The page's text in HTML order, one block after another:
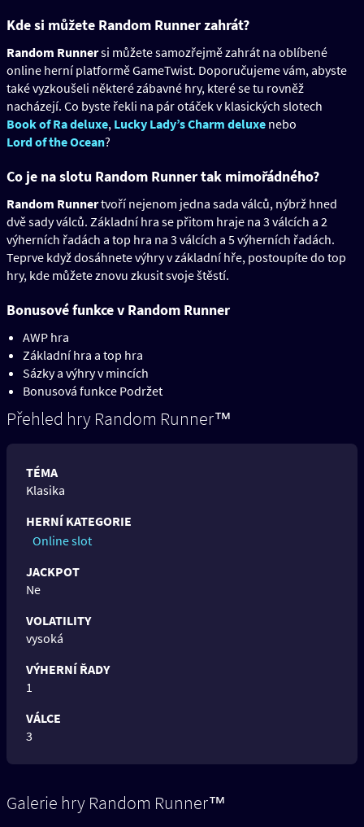
Kde si můžete Random Runner zahrát?
Random Runnersi můžete samozřejmě zahrát na oblíbené
online herní platformě GameTwist. Doporučujeme vám, abyste
také vyzkoušeli některé zábavné hry, které se tu rovněž
nacházejí. Co byste řekli na pár otáček v klasických slotech
Book of Ra deluxe, Lucky Lady’s Charm deluxe nebo
Lord of the Ocean?
Co je na slotu Random Runner tak mimořádného?
Random Runnertvoří nejenom jedna sada válců, nýbrž hned
dvě sady válců. Základní hra se přitom hraje na 3 válcích a 2
výherních řadách a top hra na 3 válcích a 5 výherních řadách.
Teprve když dosáhnete výhry v základní hře, postoupíte do top
hry, kde můžete znovu zkusit svoje štěstí.
Bonusové funkce v Random Runner
AWP hra
Základní hra a top hra
Sázky a výhry v mincích
Bonusová funkce Podržet
Přehled hry Random Runner™
TÉMA
Klasika
HERNÍ KATEGORIE
Online slot
JACKPOT
Ne
VOLATILITY
vysoká
VÝHERNÍ ŘADY
1
VÁLCE
3
Galerie hry Random Runner™